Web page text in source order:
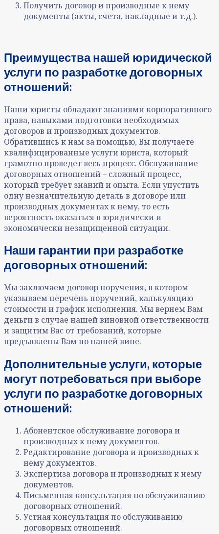
Получить договор и производные к нему
документы (акты, счета, накладные и т.д.).
Преимущества нашей юридической
услуги по разработке договорных
отношений:
Наши юристы обладают знаниями корпоративного
права, навыками подготовки необходимых
договоров и производных документов.
Обратившись к нам за помощью, Вы получаете
квалифицированные услуги юриста, который
грамотно проведет весь процесс. Обслуживание
договорных отношений – сложный процесс,
который требует знаний и опыта. Если упустить
одну незначительную деталь в договоре или
производных документах к нему, то есть
вероятность оказаться в юридически и
экономически незащищенной ситуации.
Наши гарантии при разработке
договорных отношений:
Мы заключаем договор поручения, в котором
указываем перечень поручений, калькуляцию
стоимости и график исполнения. Мы вернем Вам
деньги в случае нашей виновной ответственности
и защитим Вас от требований, которые
предъявлены Вам по нашей вине.
Дополнительные услуги, которые
могут потребоваться при выборе
услуги по разработке договорных
отношений:
Абонентское обслуживание договора и
производных к нему документов.
Редактирование договора и производных к
нему документов.
Экспертиза договора и производных к нему
документов.
Письменная консультация по обслуживанию
договорных отношений.
Устная консультация по обслуживанию
договорных отношений.